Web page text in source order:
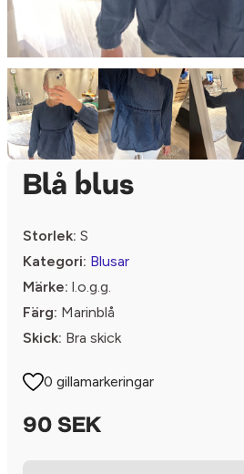
Blå blus
Storlek: S
Kategori: Blusar
Märke: l.o.g.g.
Färg: Marinblå
Skick: Bra skick
0 gillamarkeringar
90 SEK